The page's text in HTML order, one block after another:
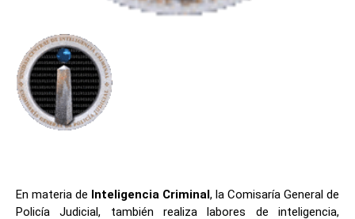
En materia de Inteligencia Criminal, la Comisaría General de
Policía Judicial, también realiza labores de inteligencia,